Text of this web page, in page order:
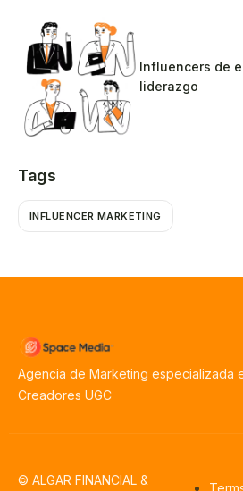
Influencers de
liderazgo
Tags
INFLUENCER MARKETING
Agencia de Marketing especializada
Creadores UGC
© ALGAR FINANCIAL &